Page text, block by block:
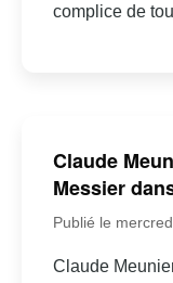
complice de
Claude
Messier
Publié le
Claude